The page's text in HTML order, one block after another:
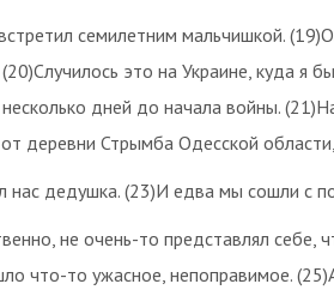
семилетним мальчишкой.
это на Украине, куда я
дней до начала войны.
деревни Стрымба Одесской
нас дедушка. (23)И едва мы сошли с
не очень-то представлял себе,
что-то ужасное, непоправимое.